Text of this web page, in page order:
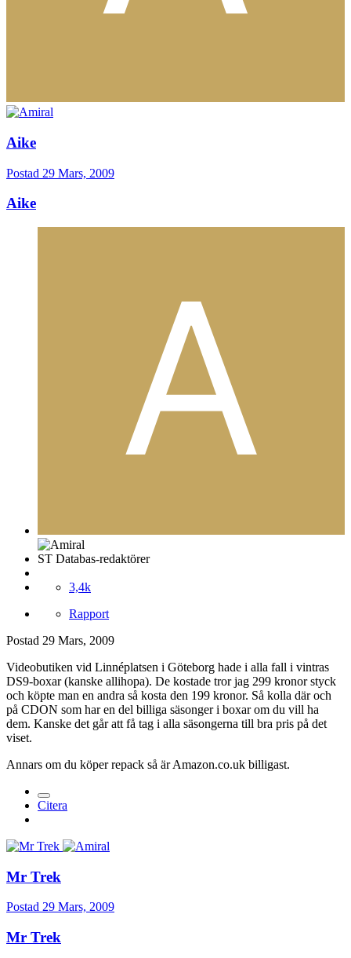
Aike
Postad 29 Mars, 2009
Aike
ST Databas-redaktörer
3,4k
Rapport
Postad 29 Mars, 2009
Videobutiken vid Linnéplatsen i Göteborg hade i alla fall i vintras
DS9-boxar (kanske allihopa). De kostade tror jag 299 kronor styck
och köpte man en andra så kosta den 199 kronor. Så kolla där och
på CDON som har en del billiga säsonger i boxar om du vill ha
dem. Kanske det går att få tag i alla säsongerna till bra pris på det
viset.
Annars om du köper repack så är Amazon.co.uk billigast.
Citera
Mr Trek
Postad 29 Mars, 2009
Mr Trek